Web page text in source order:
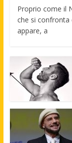
Proprio come il
che si confronta
appare, a